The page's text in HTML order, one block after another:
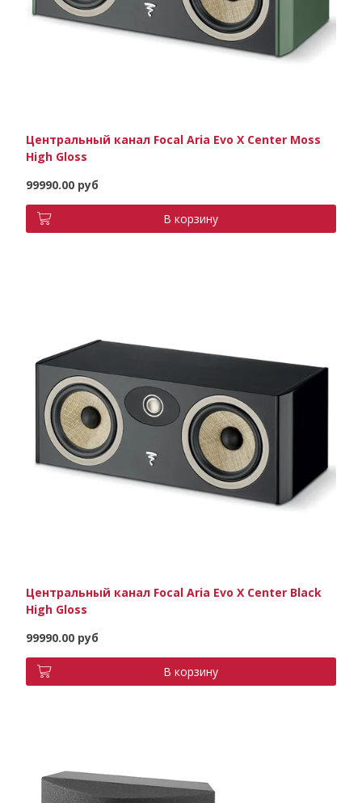
Центральный канал Focal Aria Evo X Center Moss
High Gloss
99990.00 руб
В корзину
Центральный канал Focal Aria Evo X Center Black
High Gloss
99990.00 руб
В корзину